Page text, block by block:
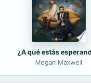
¿A qué estás
Megan Maxwell